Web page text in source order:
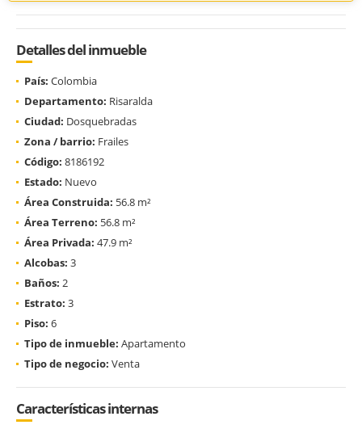
Detalles del inmueble
País: Colombia
Departamento: Risaralda
Ciudad: Dosquebradas
Zona / barrio: Frailes
Código: 8186192
Estado: Nuevo
Área Construida: 56.8 m²
Área Terreno: 56.8 m²
Área Privada: 47.9 m²
Alcobas: 3
Baños: 2
Estrato: 3
Piso: 6
Tipo de inmueble: Apartamento
Tipo de negocio: Venta
Características internas